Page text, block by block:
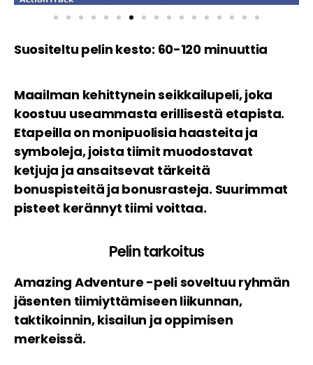
Suositeltu pelin kesto: 60-120 minuuttia
Maailman kehittynein seikkailupeli, joka
koostuu useammasta erillisestä etapista.
Etapeilla on monipuolisia haasteita ja
symboleja, joista tiimit muodostavat
ketjuja ja ansaitsevat tärkeitä
bonuspisteitä ja bonusrasteja. Suurimmat
pisteet kerännyt tiimi voittaa.
Pelin tarkoitus
Amazing Adventure -peli soveltuu ryhmän
jäsenten tiimiyttämiseen liikunnan,
taktikoinnin, kisailun ja oppimisen
merkeissä.